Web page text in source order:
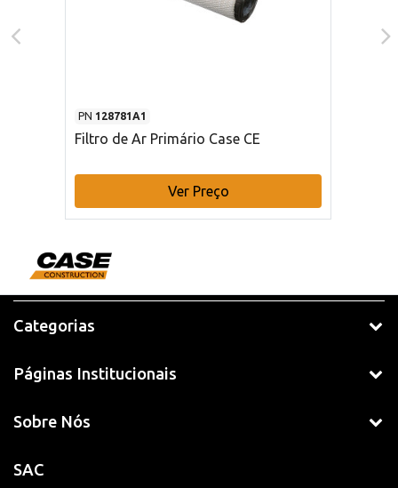
PN 128781A1
Filtro de Ar Primário Case CE
Ver Preço
Categorias
Páginas Institucionais
Sobre Nós
SAC